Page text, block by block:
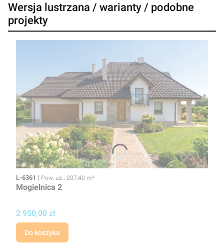
Wersja lustrzana / warianty / podobne
projekty
Kod
L-6361 Powierzchnia użytkowa
Pow. uż.: 207,40 m²
Mogielnica 2
Cena
2 950,00 zł
Do koszyka